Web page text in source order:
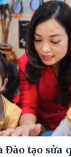
Đào tạo